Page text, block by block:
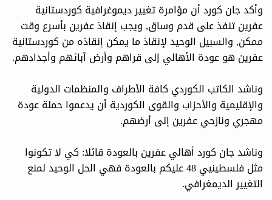
وأكد جان كورد أن مؤامرة تغيير ديموغرافية كوردستانية
عفرين تنفذ على قدم وساق, ويجب إنقاذ عفرين بأسرع وقت
ممكن, والسبيل الوحيد لإنقاذ ما يمكن إنقاذه من كوردستانية
عفرين هو عودة الأهالي إلى قراهم وأرض آبائهم وأجدادهم.
وناشد الكاتب الكوردي كافة الأطراف والمنظمات الدولية
والإقليمية والأحزاب والقوى الكوردية أن يدعموا حملة عودة
مهجري ونازحي عفرين إلى أرضهم.
وناشد جان كورد أهالي عفرين بالعودة قائلا: كي لا تكونوا
مثل فلسطينيي 48 عليكم بالعودة فهي الحل الوحيد لمنع
التغيير الديمغرافي.